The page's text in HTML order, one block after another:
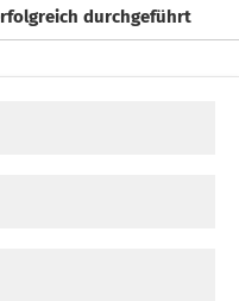
durchgeführt